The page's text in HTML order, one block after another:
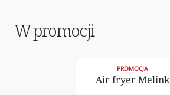
W promocji
PROMOCJA
Air fryer Melink